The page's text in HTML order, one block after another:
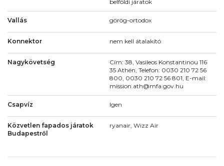
belföldi járatok
Vallás görög-ortodox
Konnektor nem kell átalakító
Nagykövetség
Cím: 38, Vasileos Konstantinou 116
35 Athén, Telefon: 0030 210 72 56
800, 0030 210 72 56 801, E-mail:
mission.ath@mfa.gov.hu
Csapvíz Igen
Közvetlen fapados járatok
Budapestről
ryanair, Wizz Air